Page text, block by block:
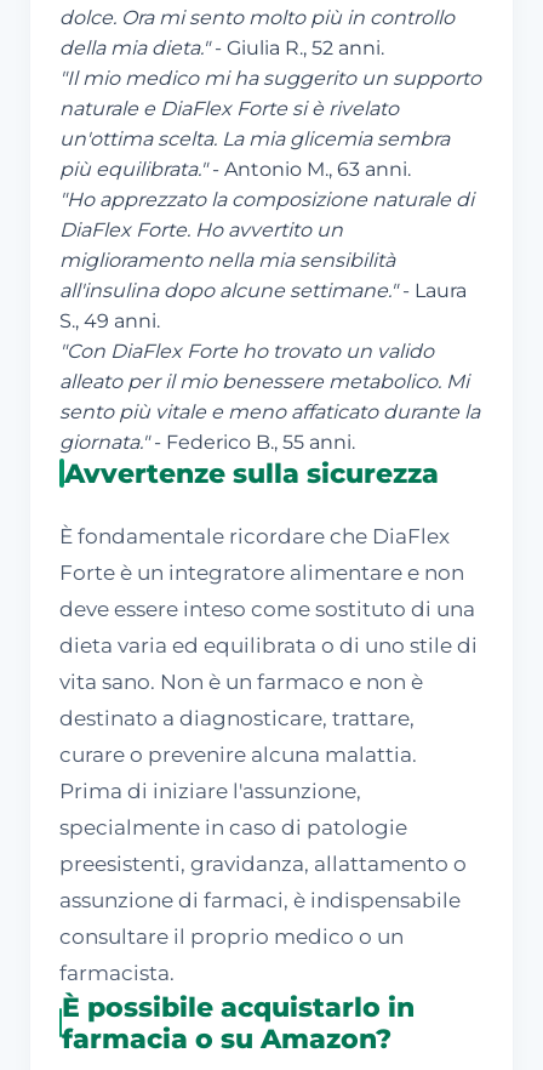
dolce. Ora mi sento molto più in controllo
della mia dieta."- Giulia R., 52 anni.
"Il mio medico mi ha suggerito un supporto
naturale e DiaFlex Forte si è rivelato
un'ottima scelta. La mia glicemia sembra
più equilibrata."- Antonio M., 63 anni.
"Ho apprezzato la composizione naturale di
DiaFlex Forte. Ho avvertito un
miglioramento nella mia sensibilità
all'insulina dopo alcune settimane."- Laura
S., 49 anni.
"Con DiaFlex Forte ho trovato un valido
alleato per il mio benessere metabolico. Mi
sento più vitale e meno affaticato durante la
giornata."- Federico B., 55 anni.
Avvertenze sulla sicurezza
È fondamentale ricordare che DiaFlex
Forte è un integratore alimentare e non
deve essere inteso come sostituto di una
dieta varia ed equilibrata o di uno stile di
vita sano. Non è un farmaco e non è
destinato a diagnosticare, trattare,
curare o prevenire alcuna malattia.
Prima di iniziare l'assunzione,
specialmente in caso di patologie
preesistenti, gravidanza, allattamento o
assunzione di farmaci, è indispensabile
consultare il proprio medico o un
farmacista.
È possibile acquistarlo in
farmacia o su Amazon?